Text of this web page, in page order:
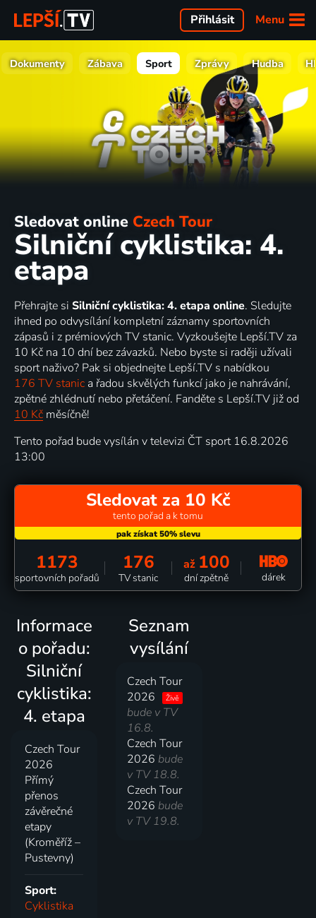
Menu
Přihlásit
Dokumenty Zábava Sport Zprávy Hudba
Sledovat online Czech Tour
Silniční cyklistika: 4.
etapa
Přehrajte si Silniční cyklistika: 4. etapa online. Sledujte
ihned po odvysílání kompletní záznamy sportovních
zápasů i z prémiových TV stanic. Vyzkoušejte Lepší.TV za
10 Kč na 10 dní bez závazků. Nebo byste si raději užívali
sport naživo? Pak si objednejte Lepší.TV s nabídkou
176 TV stanic a řadou skvělých funkcí jako je nahrávání,
zpětné zhlédnutí nebo přetáčení. Fanděte s Lepší.TV již od
10 Kč měsíčně!
Tento pořad bude vysílán v televizi ČT sport 16.8.2026
13:00
Sledovat za 10 Kč
tento pořad a k tomu
1173
sportovních pořadů
176
TV stanic
až 100
dní zpětně dárek
Informace
o pořadu:
Silniční
cyklistika:
4. etapa
Czech Tour
2026
Přímý
přenos
závěrečné
etapy
(Kroměříž –
Pustevny)
Sport:
Cyklistika
Seznam
vysílání
Czech Tour
2026
Živě
bude v TV
16.8.
Czech Tour
2026bude
v TV 18.8.
Czech Tour
2026bude
v TV 19.8.